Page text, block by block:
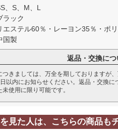
、S、M、L
ラック
エステル60％・レーヨン35％・ポ
国製
返品・交換につ
つきましては、万全を期しておりますが
以内にお知らせください。返品・交換
使用に限り可能です。
見た人は、こちらの商品も